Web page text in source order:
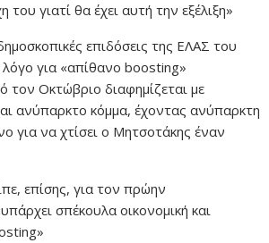
του γιατί θα έχει αυτή την εξέλιξη»
επιδόσεις της ΕΛΑΣ του
για «απίθανο boosting»
τον Οκτώβριο διαφημίζεται με
ανύπαρκτο κόμμα, έχοντας ανύπαρκτη
για να χτίσει ο Μητσοτάκης έναν
επίσης, για τον πρώην
σπέκουλα οικονομική και